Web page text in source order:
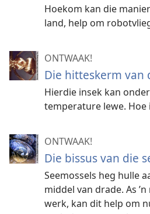
Hoekom kan die
land, help om
ONTWAAK!
Die hitteskerm van
Hierdie insek kan
temperature lewe.
ONTWAAK!
Die bissus van die
Seemossels heg hulle
middel van drade. As
werk, kan dit help om